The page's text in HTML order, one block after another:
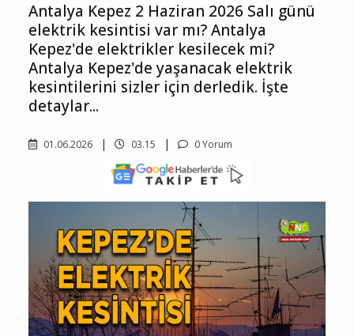
Antalya Kepez 2 Haziran 2026 Salı günü
elektrik kesintisi var mı? Antalya
Kepez'de elektrikler kesilecek mi?
Antalya Kepez'de yaşanacak elektrik
kesintilerini sizler için derledik. İşte
detaylar...
01.06.2026 03.15 0 Yorum